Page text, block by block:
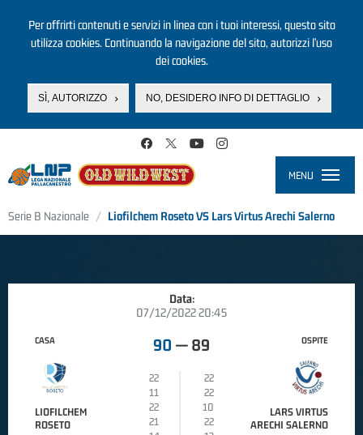
Per offrirti contenuti e servizi in linea con i tuoi interessi, questo sito
utilizza cookies. Continuando la navigazione del sito, autorizzi l’uso
dei cookies.
SÌ, AUTORIZZO NO, DESIDERO INFO DI DETTAGLIO
MENU
Serie B Nazionale Liofilchem Roseto VS Lars Virtus Arechi Salerno
Data:
07/12/2022 20:45
CASA
LIOFILCHEM
ROSETO
90 — 89
22
22
11
22
22
10
21
22
OSPITE
LARS VIRTUS
ARECHI SALERNO